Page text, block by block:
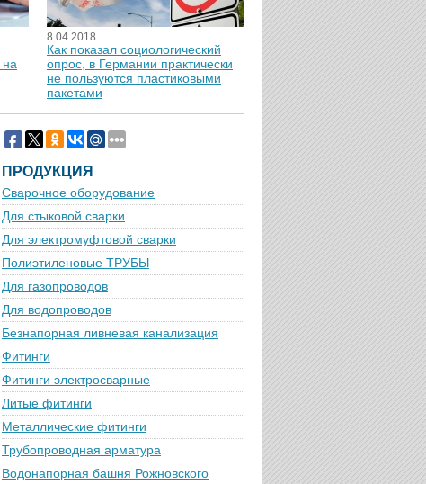
8.04.2018
Как показал социологический
опрос, в Германии практически
не пользуются пластиковыми
пакетами
ПРОДУКЦИЯ
Сварочное оборудование
Для стыковой сварки
Для электромуфтовой сварки
Полиэтиленовые ТРУБЫ
Для газопроводов
Для водопроводов
Безнапорная ливневая канализация
Фитинги
Фитинги электросварные
Литые фитинги
Металлические фитинги
Трубопроводная арматура
Водонапорная башня Рожновского